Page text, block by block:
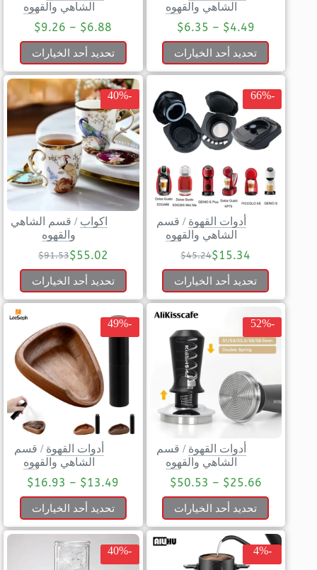
الشاهي والقهوه
$4.49
–
$6.35
تحديد أحد الخيارات
الشاهي والقهوه
$6.88
–
$9.26
تحديد أحد الخيارات
-66%
أدوات القهوة / قسم
الشاهي والقهوه
$45.24$15.34
تحديد أحد الخيارات
-40%
اكواب / قسم الشاهي
والقهوه
$91.53$55.02
تحديد أحد الخيارات
-52%
أدوات القهوة / قسم
الشاهي والقهوه
$25.66
–
$50.53
تحديد أحد الخيارات
-49%
أدوات القهوة / قسم
الشاهي والقهوه
$13.49
–
$16.93
تحديد أحد الخيارات
-4%
-40%